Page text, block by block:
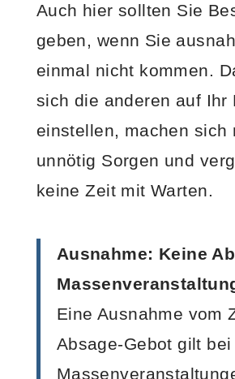
Auch hier sollten Sie
geben, wenn Sie
einmal nicht kommen.
sich die anderen auf Ihr
einstellen, machen sich
unnötig Sorgen und
keine Zeit mit Warten.
Ausnahme: Keine
Eine Ausnahme vom
Absage-Gebot gilt bei